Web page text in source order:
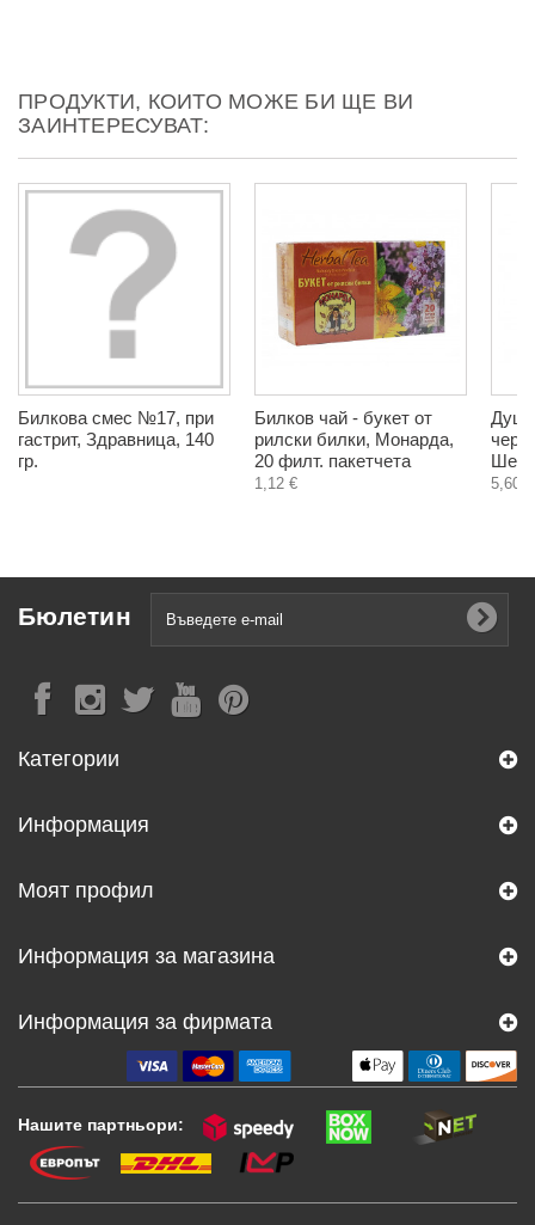
ПРОДУКТИ, КОИТО МОЖЕ БИ ЩЕ ВИ
ЗАИНТЕРЕСУВАТ:
Билкова смес №17, при
гастрит, Здравница, 140
гр.
Билков чай - букет от
рилски билки, Монарда,
20 филт. пакетчета
1,12 €
Душ
Шеф,
5,60 €
Бюлетин
Категории
Информация
Моят профил
Информация за магазина
Информация за фирмата
Нашите партньори: